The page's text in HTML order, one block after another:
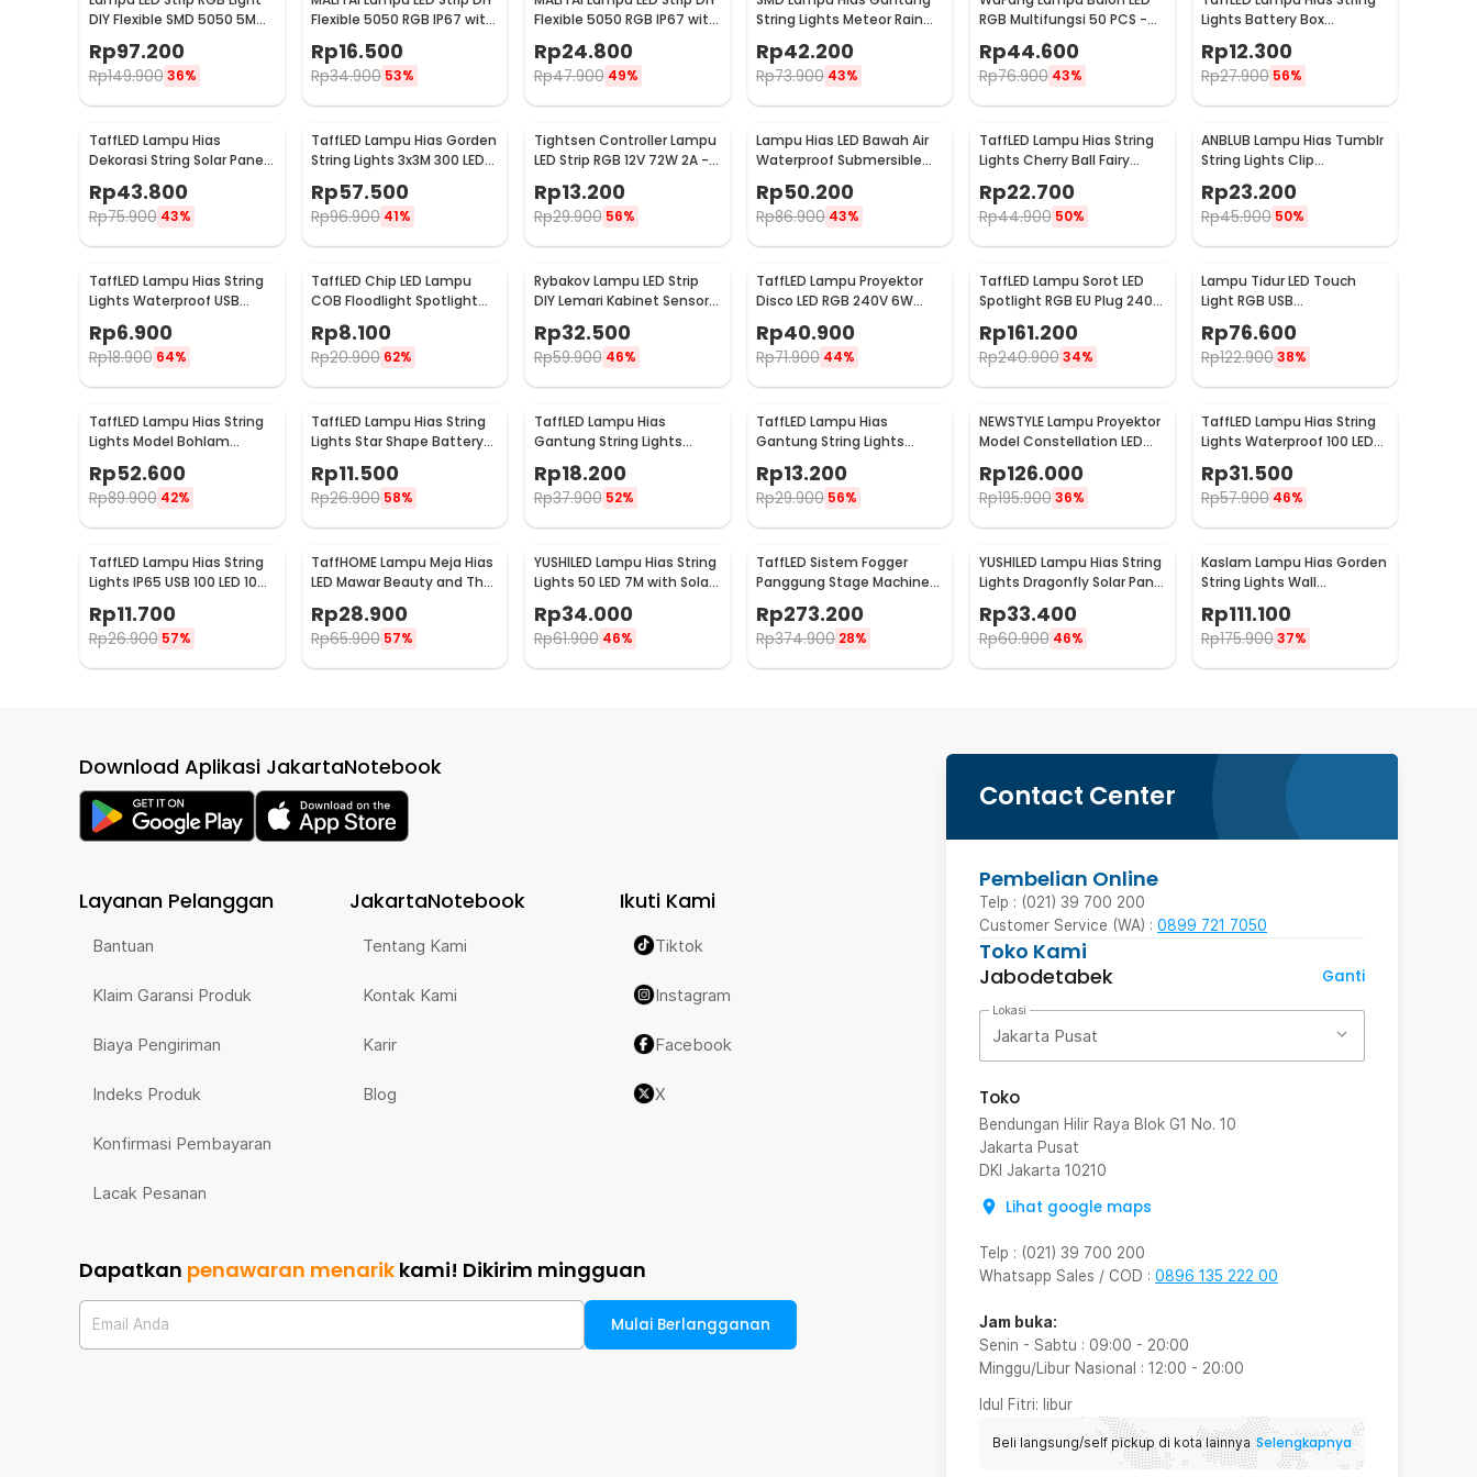
DIY Flexible SMD 5050 5M
Rp97.200
Rp149.900 36%
Flexible 5050 RGB IP67 with
USB Controller 1M -
SMD2835
Rp16.500
Rp34.900 53%
Flexible 5050 RGB IP67 with
USB Controller 2M -
SMD2835
Rp24.800
Rp47.900 49%
String Lights Meteor Rain
Rp42.200
Rp73.900 43%
RGB Multifungsi 50 PCS -
Rp44.600
Rp76.900 43%
Lights Battery Box
Waterproof 50 LED 5M - G5
Rp12.300
Rp27.900 56%
TaffLED Lampu Hias
Dekorasi String Solar Panel
30 LED 8 Mode 6.5M - 896
Rp43.800
Rp75.900 43%
TaffLED Lampu Hias Gorden
String Lights 3x3M 300 LED
Rp57.500
Rp96.900 41%
Tightsen Controller Lampu
LED Strip RGB 12V 72W 2A -
Rp13.200
Rp29.900 56%
Lampu Hias LED Bawah Air
Waterproof Submersible
13017
Rp50.200
Rp86.900 43%
TaffLED Lampu Hias String
Lights Cherry Ball Fairy
Rp22.700
Rp44.900 50%
ANBLUB Lampu Hias Tumblr
String Lights Clip
Waterproof 20 LED 2M -
0606
Rp23.200
Rp45.900 50%
TaffLED Lampu Hias String
Lights Waterproof USB
Power 50 LED 5M - SZ
Rp6.900
Rp18.900 64%
TaffLED Chip LED Lampu
COB Floodlight Spotlight
220V Cool White 6000K
50W - COB4060-AC220-
50
Rp8.100
Rp20.900 62%
Rybakov Lampu LED Strip
DIY Lemari Kabinet Sensor
Gerak 4.5W 1M - 2835
Rp32.500
Rp59.900 46%
TaffLED Lampu Proyektor
Disco LED RGB 240V 6W
LV-RG
Rp40.900
Rp71.900 44%
TaffLED Lampu Sorot LED
Spotlight RGB EU Plug 240V
10W - L18RG
Rp161.200
Rp240.900 34%
Lampu Tidur LED Touch
Light RGB USB
Rechargeable 1500mAh 5V
3W - F8-1
Rp76.600
Rp122.90038%
TaffLED Lampu Hias String
Lights Model Bohlam
Waterproof 20 LED 5M -
PD039
Rp52.600
Rp89.900 42%
TaffLED Lampu Hias String
Lights Star Shape Battery
Rp11.500
Rp26.900 58%
TaffLED Lampu Hias
Gantung String Lights
Model Bohlam Mini
Waterproof 6M - ZYD0931
Rp18.200
Rp37.900 52%
TaffLED Lampu Hias
Gantung String Lights
Model Bohlam Mini
Waterproof 3M - ZYD0931
Rp13.200
Rp29.900 56%
NEWSTYLE Lampu Proyektor
Model Constellation LED
Night Light 3W 5V - NL-USB
Rp126.000
Rp195.900 36%
TaffLED Lampu Hias String
Lights Waterproof 100 LED
with Solar Panel - M071
Rp31.500
Rp57.900 46%
TaffLED Lampu Hias String
Lights IP65 USB 100 LED 10M
Rp11.700
Rp26.900 57%
TaffHOME Lampu Meja Hias
LED Mawar Beauty and The
Beast Warm White - AC01
Rp28.900
Rp65.900 57%
YUSHILED Lampu Hias String
Lights 50 LED 7M with Solar
Panel - M072
Rp34.000
Rp61.900 46%
TaffLED Sistem Fogger
Panggung Stage Machine
Ejector with RGB LED - KY-
LED500
Rp273.200
Rp374.900 28%
YUSHILED Lampu Hias String
Lights Dragonfly Solar Panel
IP65 8 Modes 20 LED - M088
Rp33.400
Rp60.900 46%
Kaslam Lampu Hias Gorden
String Lights Wall
LED - S-32
Rp111.100
Rp175.90037%
Contact Center
Pembelian Online
Telp : (021) 39 700 200
Customer Service (WA) : 0899 721 7050
Toko Kami
Jabodetabek
Ganti
Lokasi
Jakarta Pusat
Toko
Bendungan Hilir Raya Blok G1 No. 10
Jakarta Pusat
DKI Jakarta 10210
Lihat google maps
Telp : (021) 39 700 200
Whatsapp Sales / COD : 0896 135 222 00
Jam buka:
Senin - Sabtu : 09:00 - 20:00
Minggu/Libur Nasional : 12:00 - 20:00
Idul Fitri: libur
Beli langsung/self pickup di kota lainnya Selengkapnya
Download Aplikasi JakartaNotebook
Layanan Pelanggan
Bantuan
Klaim Garansi Produk
Biaya Pengiriman
Indeks Produk
Konfirmasi Pembayaran
Lacak Pesanan
JakartaNotebook
Tentang Kami
Kontak Kami
Karir
Blog
Ikuti Kami
Tiktok
Instagram
Facebook
X
Dapatkan penawaran menarik kami! Dikirim mingguan
Email Anda Mulai Berlangganan